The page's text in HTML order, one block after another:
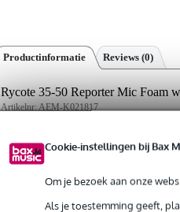
Cookie-instellingen bij Bax
Om je bezoek aan onze
Als je toestemming geeft,
Productinformatie Reviews (0)
Rycote 35-50 Reporter Mic Foam
Artikelnr:AEM-K021817
Bax Music Garantie
Op dit product krijg je 3 jaar Bax Music